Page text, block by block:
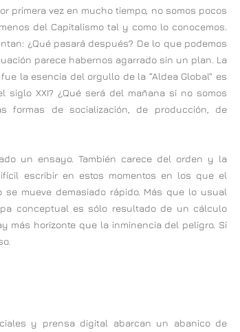
primera vez en mucho tiempo, no somos pocos
del Capitalismo tal y como lo conocemos.
¿Qué pasará después? De lo que podemos
parece habernos agarrado sin un plan. La
la esencia del orgullo de la “Aldea Global” es
XXI? ¿Qué será del mañana si no somos
formas de socialización, de producción, de
un ensayo. También carece del orden y la
escribir en estos momentos en los que el
se mueve demasiado rápido. Más que lo usual
conceptual es sólo resultado de un cálculo
más horizonte que la inminencia del peligro. Si
y prensa digital abarcan un abanico de